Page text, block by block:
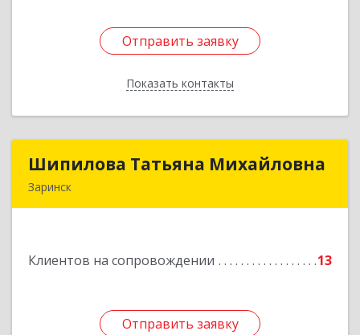
Отправить заявку
Показать контакты
Отправить заявку
Назад
Шипилова Татьяна Михайловна
Заринск
Клиентов на сопровождении 13
Отправить заявку
Шипилова Татьяна Михайловна
Отправить заявку